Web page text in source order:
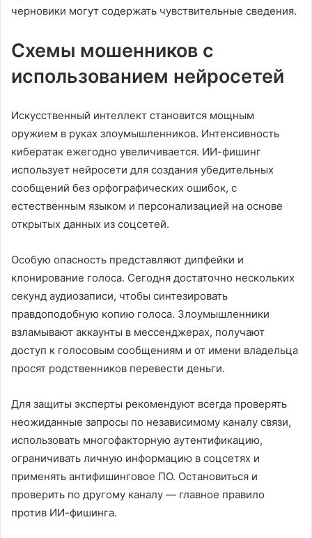
черновики могут содержать чувствительные сведения.
Схемы мошенников с
использованием нейросетей
Искусственный интеллект становится мощным
оружием в руках злоумышленников. Интенсивность
кибератак ежегодно увеличивается. ИИ-фишинг
использует нейросети для создания убедительных
сообщений без орфографических ошибок, с
естественным языком и персонализацией на основе
открытых данных из соцсетей.
Особую опасность представляют дипфейки и
клонирование голоса. Сегодня достаточно нескольких
секунд аудиозаписи, чтобы синтезировать
правдоподобную копию голоса. Злоумышленники
взламывают аккаунты в мессенджерах, получают
доступ к голосовым сообщениям и от имени владельца
просят родственников перевести деньги.
Для защиты эксперты рекомендуют всегда проверять
неожиданные запросы по независимому каналу связи,
использовать многофакторную аутентификацию,
ограничивать личную информацию в соцсетях и
применять антифишинговое ПО. Остановиться и
проверить по другому каналу — главное правило
против ИИ-фишинга.